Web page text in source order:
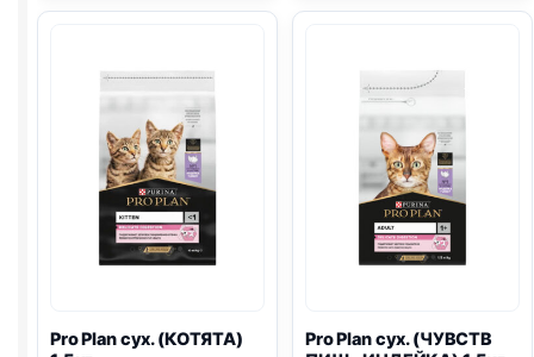
1,5кг
3кг
Pro Planсух. (КОТЯТА)
Pro Planсух. (ЧУВСТВ